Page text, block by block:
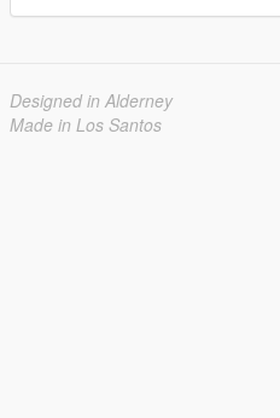
Designed in Alderney
Made in Los Santos